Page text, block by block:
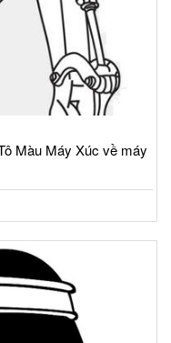
Màu Máy Xúc về máy